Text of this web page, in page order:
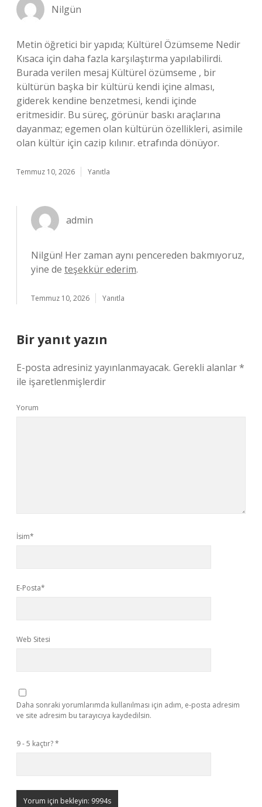
Nilgün
Metin öğretici bir yapıda; Kültürel Özümseme Nedir
Kısaca için daha fazla karşılaştırma yapılabilirdi.
Burada verilen mesaj Kültürel özümseme , bir
kültürün başka bir kültürü kendi içine alması,
giderek kendine benzetmesi, kendi içinde
eritmesidir. Bu süreç, görünür baskı araçlarına
dayanmaz; egemen olan kültürün özellikleri, asimile
olan kültür için cazip kılınır. etrafında dönüyor.
Temmuz 10, 2026 Yanıtla
admin
Nilgün! Her zaman aynı pencereden bakmıyoruz,
yine de teşekkür ederim.
Temmuz 10, 2026 Yanıtla
Bir yanıt yazın
E-posta adresiniz yayınlanmayacak. Gerekli alanlar*
ile işaretlenmişlerdir
Yorum
İsim*
E-Posta*
Web Sitesi
Daha sonraki yorumlarımda kullanılması için adım, e-posta adresim
ve site adresim bu tarayıcıya kaydedilsin.
9 - 5 kaçtır?*